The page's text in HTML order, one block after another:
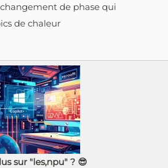
de phase qui
de chaleur
sur "les,npu" ? 😎